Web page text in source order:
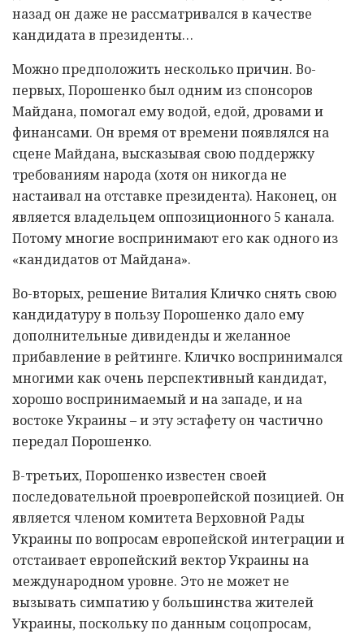
назад он даже не рассматривался в качестве
кандидата в президенты…
Можно предположить несколько причин. Во-
первых, Порошенко был одним из спонсоров
Майдана, помогал ему водой, едой, дровами и
финансами. Он время от времени появлялся на
сцене Майдана, высказывая свою поддержку
требованиям народа (хотя он никогда не
настаивал на отставке президента). Наконец, он
является владельцем оппозиционного 5 канала.
Потому многие воспринимают его как одного из
«кандидатов от Майдана».
Во-вторых, решение Виталия Кличко снять свою
кандидатуру в пользу Порошенко дало ему
дополнительные дивиденды и желанное
прибавление в рейтинге. Кличко воспринимался
многими как очень перспективный кандидат,
хорошо воспринимаемый и на западе, и на
востоке Украины – и эту эстафету он частично
передал Порошенко.
В-третьих, Порошенко известен своей
последовательной проевропейской позицией. Он
является членом комитета Верховной Рады
Украины по вопросам европейской интеграции и
отстаивает европейский вектор Украины на
международном уровне. Это не может не
вызывать симпатию у большинства жителей
Украины, поскольку по данным соцопросам,